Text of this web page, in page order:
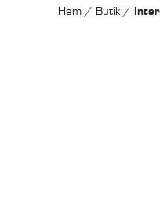
Hem / Butik/